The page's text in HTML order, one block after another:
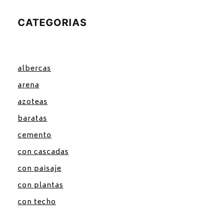
CATEGORIAS
albercas
arena
azoteas
baratas
cemento
con cascadas
con paisaje
con plantas
con techo